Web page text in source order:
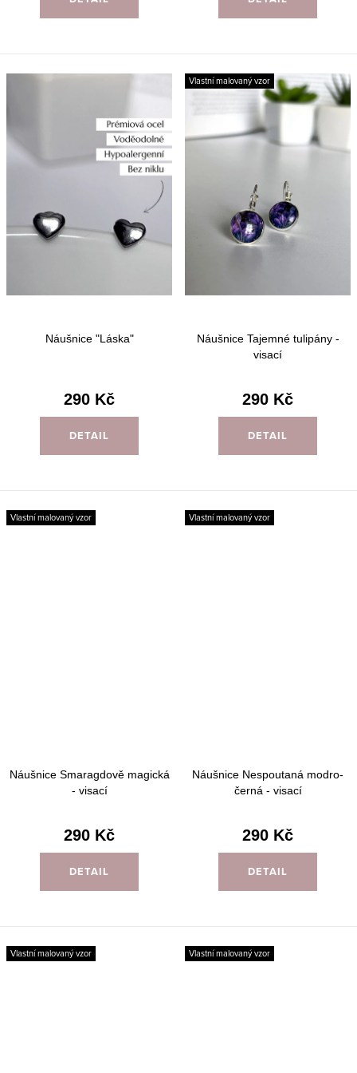
Náušnice "Láska"
290 Kč
DETAIL
Vlastní malovaný vzor
Náušnice Tajemné tulipány -
visací
290 Kč
DETAIL
Vlastní malovaný vzor
Náušnice Smaragdově magická
- visací
290 Kč
DETAIL
Vlastní malovaný vzor
Náušnice Nespoutaná modro-
černá - visací
290 Kč
DETAIL
Vlastní malovaný vzor Vlastní malovaný vzor